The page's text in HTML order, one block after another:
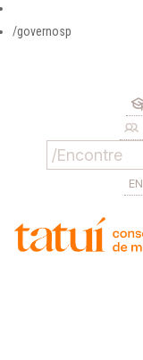
/governosp
EN